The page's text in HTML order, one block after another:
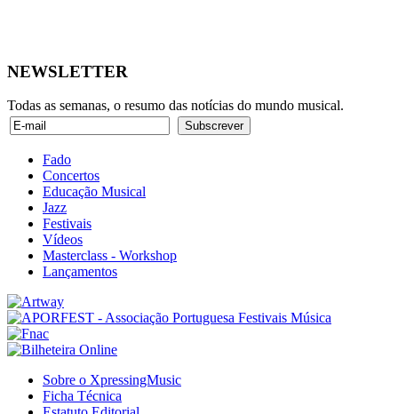
NEWSLETTER
Todas as semanas, o resumo das notícias do mundo musical.
Fado
Concertos
Educação Musical
Jazz
Festivais
Vídeos
Masterclass - Workshop
Lançamentos
Sobre o XpressingMusic
Ficha Técnica